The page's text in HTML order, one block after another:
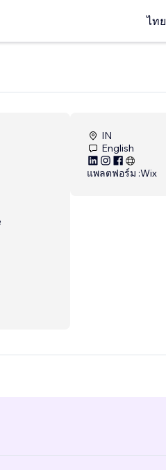
ไทย
IN
English
แพลตฟอร์ม :Wix